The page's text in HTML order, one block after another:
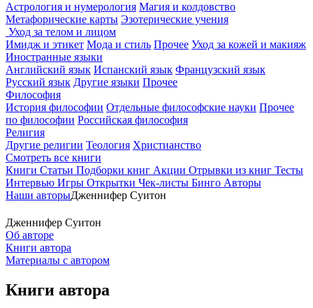
Астрология и нумерология Магия и колдовство
Метафорические карты Эзотерические учения
Уход за телом и лицом
Имидж и этикет Мода и стиль Прочее Уход за кожей и макияж
Иностранные языки
Английский язык Испанский язык Французский язык
Русский язык Другие языки Прочее
Философия
История философии Отдельные философские науки Прочее
по философии Российская философия
Религия
Другие религии Теология Христианство
Смотреть все книги
Книги Статьи Подборки книг Акции Отрывки из книг Тесты
Интервью Игры Открытки Чек-листы Бинго Авторы
Наши авторыДженнифер Суитон
Дженнифер Суитон
Об авторе
Книги автора
Материалы с автором
Книги автора